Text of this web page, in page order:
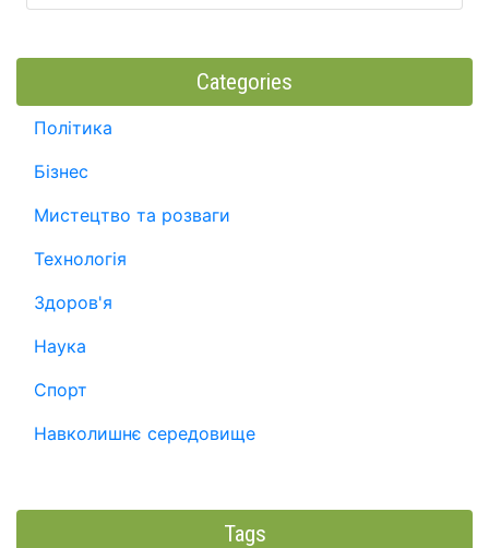
Categories
Політика
Бізнес
Мистецтво та розваги
Технологія
Здоров'я
Наука
Спорт
Навколишнє середовище
Tags